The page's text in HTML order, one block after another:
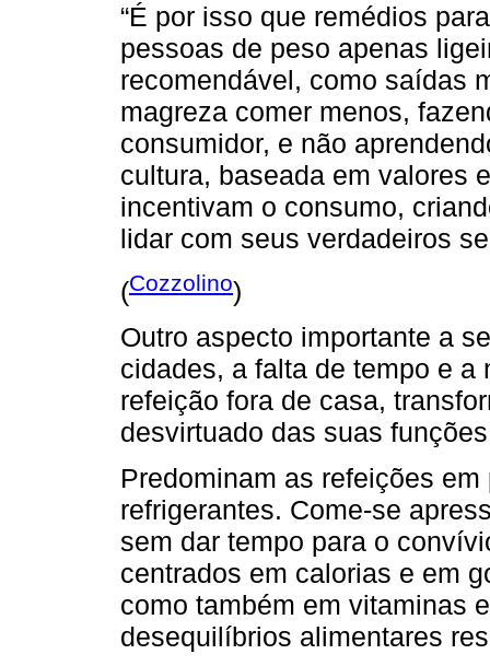
“É por isso que remédios
pessoas de peso apenas
recomendável, como saídas
magreza comer menos,
consumidor, e não
cultura, baseada em valores
incentivam o consumo,
lidar com seus verdadeiros
(Cozzolino)
Outro aspecto importante a
cidades, a falta de tempo e a
refeição fora de casa,
desvirtuado das suas
Predominam as refeições
refrigerantes. Come-se
sem dar tempo para o
centrados em calorias e em
como também em vitaminas
desequilíbrios alimentares